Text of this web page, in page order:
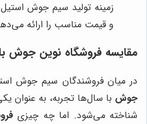
زمینه تولید سیم جوش
و قیمت مناسب را ارائه
مقایسه فروشگاه نوین جوش
در میان فروشندگان سیم جوش
جوش با سال‌ها تجربه، به عنوان
شناخته می‌شود. اما چه چیزی